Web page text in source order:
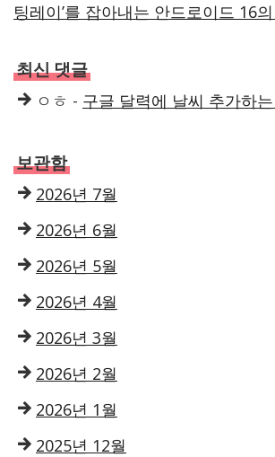
팅레이’를 잡아내는 안드로이드 16
최신 댓글
ㅇㅎ - 구글 달력에 날씨 추가하
보관함
2026년 7월
2026년 6월
2026년 5월
2026년 4월
2026년 3월
2026년 2월
2026년 1월
2025년 12월